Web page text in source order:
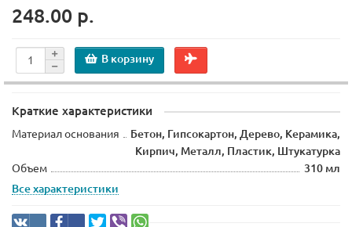
248.00 р.
В корзину
Краткие характеристики
Материал основания
Бетон, Гипсокартон, Дерево, Керамика,
Кирпич, Металл, Пластик, Штукатурка
Объем
310 мл
Все характеристики